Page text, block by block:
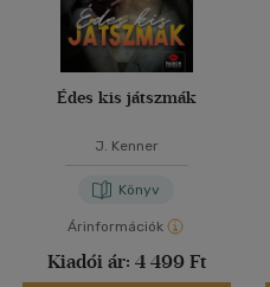
Édes kis játszmák
J. Kenner
Könyv
Árinformációk
Kiadói ár: 4 499 Ft